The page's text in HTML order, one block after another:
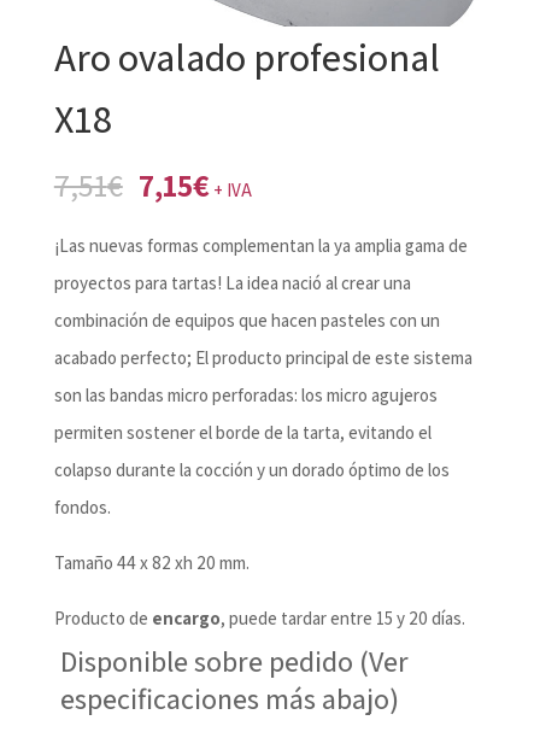
Aro ovalado profesional
X18
7,51€ El
original
era:
7,51€.
7,15€El
actual
es:
7,15€.
+ IVA
¡Las nuevas formas complementan la ya amplia gama de
proyectos para tartas! La idea nació al crear una
combinación de equipos que hacen pasteles con un
acabado perfecto; El producto principal de este sistema
son las bandas micro perforadas: los micro agujeros
permiten sostener el borde de la tarta, evitando el
colapso durante la cocción y un dorado óptimo de los
fondos.
Tamaño 44 x 82 xh 20 mm.
Producto de encargo, puede tardar entre 15 y 20 días.
Disponible sobre pedido (Ver
especificaciones más abajo)